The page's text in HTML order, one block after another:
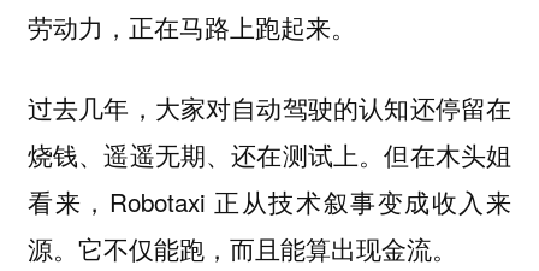
劳动力，正在马路上跑起来。
过去几年，大家对自动驾驶的认知还停留在
烧钱、遥遥无期、还在测试上。但在木头姐
看来，Robotaxi 正从技术叙事变成收入来
源。它不仅能跑，而且能算出现金流。